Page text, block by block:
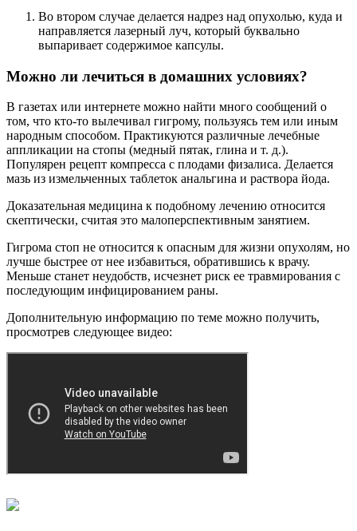
Во втором случае делается надрез над опухолью, куда и
направляется лазерный луч, который буквально
выпаривает содержимое капсулы.
Можно ли лечиться в домашних условиях?
В газетах или интернете можно найти много сообщений о
том, что кто-то вылечивал гигрому, пользуясь тем или иным
народным способом. Практикуются различные лечебные
аппликации на стопы (медный пятак, глина и т. д.).
Популярен рецепт компресса с плодами физалиса. Делается
мазь из измельченных таблеток анальгина и раствора йода.
Доказательная медицина к подобному лечению относится
скептически, считая это малоперспективным занятием.
Гигрома стоп не относится к опасным для жизни опухолям, но
лучше быстрее от нее избавиться, обратившись к врачу.
Меньше станет неудобств, исчезнет риск ее травмирования с
последующим инфицированием раны.
Дополнительную информацию по теме можно получить,
просмотрев следующее видео: